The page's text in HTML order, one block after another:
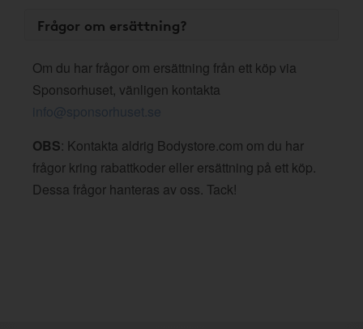
Frågor om ersättning?
Om du har frågor om ersättning från ett köp via
Sponsorhuset, vänligen kontakta
info@sponsorhuset.se
OBS: Kontakta aldrig Bodystore.com om du har
frågor kring rabattkoder eller ersättning på ett köp.
Dessa frågor hanteras av oss. Tack!